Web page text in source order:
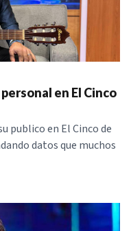
en El Cinco
publico en El Cinco de
datos que muchos